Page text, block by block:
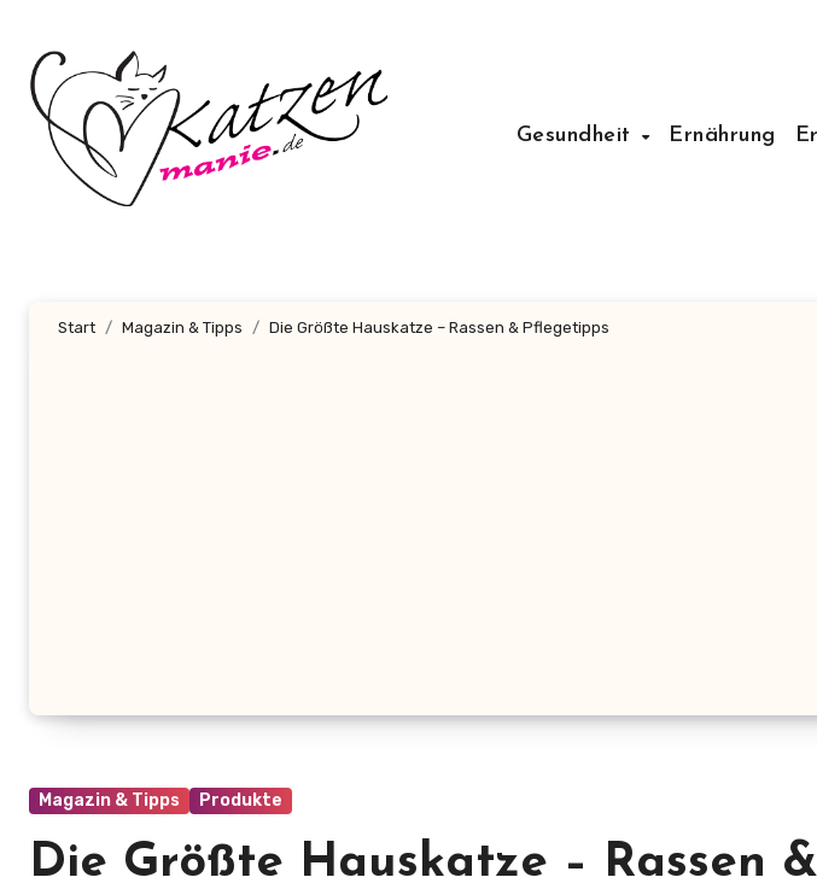
Inhalt
springen
Gesundheit Ernährung
Start Magazin & Tipps Die Größte Hauskatze – Rassen & Pflegetipps
Magazin & Tipps Produkte
Die Größte Hauskatze – Rassen